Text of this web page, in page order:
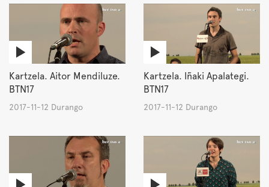
Kartzela. Aitor Mendiluze.
BTN17
2017-11-12 Durango
Kartzela. Iñaki Apalategi.
BTN17
2017-11-12 Durango